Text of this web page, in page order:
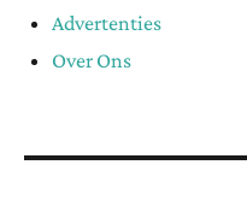
Advertenties
Over Ons